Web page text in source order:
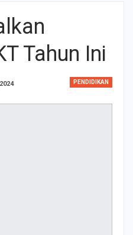
Tahun Ini
PENDIDIKAN